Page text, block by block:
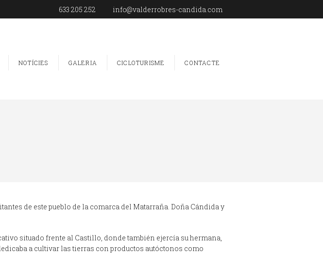
633 205 252 info@valderrobres-candida.com
NOTÍCIES GALERIA CICLOTURISME CONTACTE
de este pueblo de la comarca del Matarraña. Doña Cándida y
situado frente al Castillo, donde también ejercía su hermana,
a cultivar las tierras con productos autóctonos como